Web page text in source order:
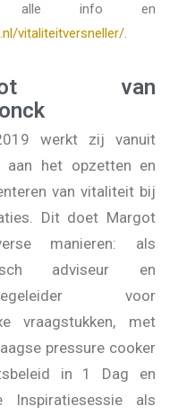
alle info en
vitaliteitversneller/.⁣
van
werkt zij vanuit
aan het opzetten en
van vitaliteit bij
Dit doet Margot
manieren: als
adviseur en
voor
vraagstukken, met
pressure cooker
in 1 Dag en
Inspiratiesessie als